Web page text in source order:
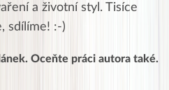
a životní styl. Tisíce
sdílíme! :-)
Oceňte práci autora také.